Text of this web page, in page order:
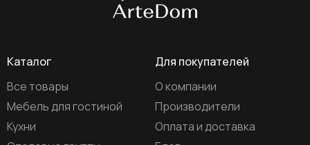
Для покупателей
О компании
Производители
Оплата и доставка
Каталог
Все товары
Мебель для гостиной
Кухни